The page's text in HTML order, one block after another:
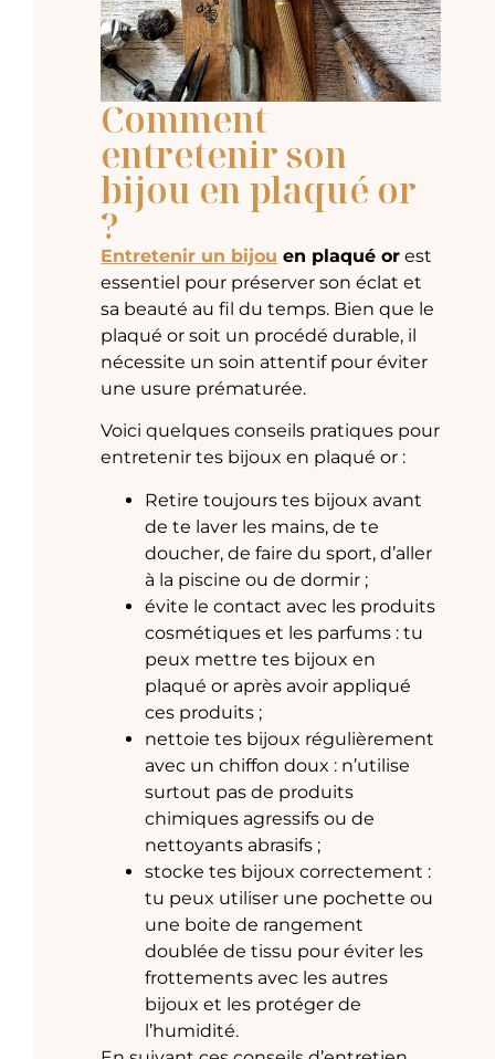
Comment
entretenir son
bijou en plaqué or
?
Entretenir un bijou en plaqué or est
essentiel pour préserver son éclat et
sa beauté au fil du temps. Bien que le
plaqué or soit un procédé durable, il
nécessite un soin attentif pour éviter
une usure prématurée.
Voici quelques conseils pratiques pour
entretenir tes bijoux en plaqué or :
Retire toujours tes bijoux avant
de te laver les mains, de te
doucher, de faire du sport, d’aller
à la piscine ou de dormir ;
évite le contact avec les produits
cosmétiques et les parfums : tu
peux mettre tes bijoux en
plaqué or après avoir appliqué
ces produits ;
nettoie tes bijoux régulièrement
avec un chiffon doux : n’utilise
surtout pas de produits
chimiques agressifs ou de
nettoyants abrasifs ;
stocke tes bijoux correctement :
tu peux utiliser une pochette ou
une boite de rangement
doublée de tissu pour éviter les
frottements avec les autres
bijoux et les protéger de
l’humidité.